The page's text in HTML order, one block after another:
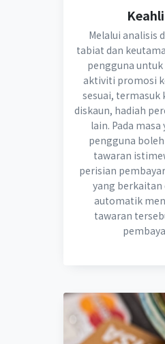
Melalui analisis
tabiat dan
pengguna
aktiviti promosi
sesuai, termasuk
diskaun, hadiah
lain. Pada masa
pengguna
tawaran
perisian
yang berkaitan
automatik
tawaran